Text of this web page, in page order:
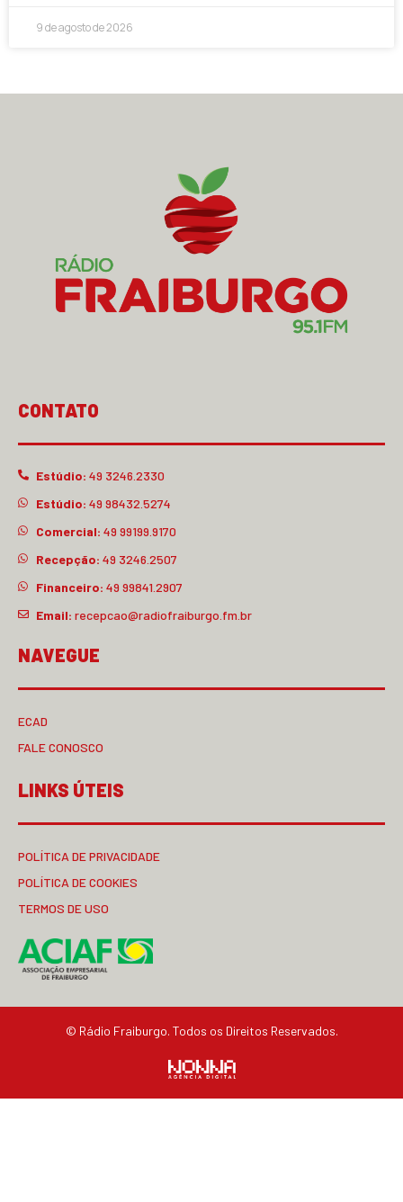
9 de agosto de 2026
CONTATO
Estúdio: 49 3246.2330
Estúdio: 49 98432.5274
Comercial: 49 99199.9170
Recepção: 49 3246.2507
Financeiro: 49 99841.2907
Email: recepcao@radiofraiburgo.fm.br
NAVEGUE
ECAD
FALE CONOSCO
LINKS ÚTEIS
POLÍTICA DE PRIVACIDADE
POLÍTICA DE COOKIES
TERMOS DE USO
© Rádio Fraiburgo. Todos os Direitos Reservados.